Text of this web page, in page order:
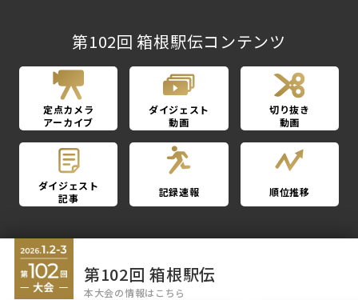
第102回 箱根駅伝コンテンツ
定点カメラ
アーカイブ
ダイジェスト
動画
切り抜き
動画
ダイジェスト
記事
記録速報 順位推移
第102回 箱根駅伝
本大会の情報はこちら